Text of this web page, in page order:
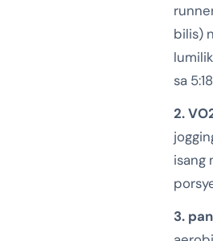
bilis)
sa
2.
isang
3.